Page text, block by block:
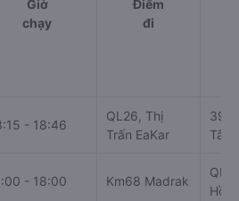
Giờ
chạy
Điểm
đi
- 18:46
QL26, Thị
Trấn EaKar
395
Tân,
- 18:00 Km68 Madrak
Hồ